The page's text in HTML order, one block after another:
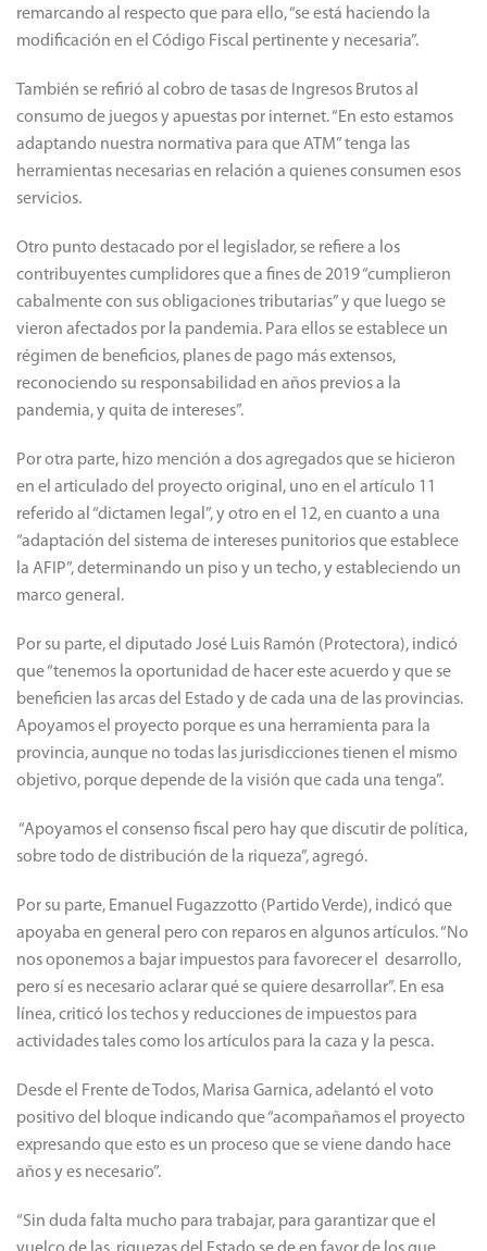
remarcando al respecto que para ello, “se está haciendo la
modificación en el Código Fiscal pertinente y necesaria”.
También se refirió al cobro de tasas de Ingresos Brutos al
consumo de juegos y apuestas por internet. “En esto estamos
adaptando nuestra normativa para que ATM” tenga las
herramientas necesarias en relación a quienes consumen esos
servicios.
Otro punto destacado por el legislador, se refiere a los
contribuyentes cumplidores que a fines de 2019 “cumplieron
cabalmente con sus obligaciones tributarias” y que luego se
vieron afectados por la pandemia. Para ellos se establece un
régimen de beneficios, planes de pago más extensos,
reconociendo su responsabilidad en años previos a la
pandemia, y quita de intereses”.
Por otra parte, hizo mención a dos agregados que se hicieron
en el articulado del proyecto original, uno en el artículo 11
referido al “dictamen legal”, y otro en el 12, en cuanto a una
“adaptación del sistema de intereses punitorios que establece
la AFIP”, determinando un piso y un techo, y estableciendo un
marco general.
Por su parte, el diputado José Luis Ramón (Protectora), indicó
que “tenemos la oportunidad de hacer este acuerdo y que se
beneficien las arcas del Estado y de cada una de las provincias.
Apoyamos el proyecto porque es una herramienta para la
provincia, aunque no todas las jurisdicciones tienen el mismo
objetivo, porque depende de la visión que cada una tenga”.
“Apoyamos el consenso fiscal pero hay que discutir de política,
sobre todo de distribución de la riqueza”, agregó.
Por su parte, Emanuel Fugazzotto (Partido Verde), indicó que
apoyaba en general pero con reparos en algunos artículos. “No
nos oponemos a bajar impuestos para favorecer el desarrollo,
pero sí es necesario aclarar qué se quiere desarrollar”. En esa
línea, criticó los techos y reducciones de impuestos para
actividades tales como los artículos para la caza y la pesca.
Desde el Frente de Todos, Marisa Garnica, adelantó el voto
positivo del bloque indicando que “acompañamos el proyecto
expresando que esto es un proceso que se viene dando hace
años y es necesario”.
“Sin duda falta mucho para trabajar, para garantizar que el